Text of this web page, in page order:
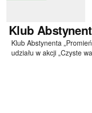
Klub
Klub Abstynenta
udziału w akcji „Czyste